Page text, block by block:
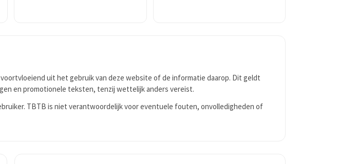
uit het gebruik van deze website of de informatie daarop. Dit geldt
en promotionele teksten, tenzij wettelijk anders vereist.
TBTB is niet verantwoordelijk voor eventuele fouten, onvolledigheden of